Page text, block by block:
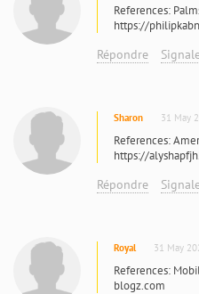
References:
https://
Répondre
Sharon 31 May
References:
https://
Répondre
Royal 31 May
References:
blogz.com